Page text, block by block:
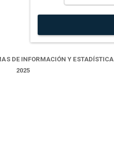
DE INFORMACIÓN Y ESTADÍSTICA
2025